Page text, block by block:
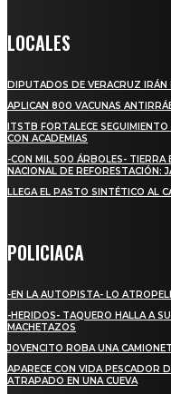
LOCALES
DIPUTADOS DE VERACRUZ IRÁN
APLICAN 800 VACUNAS
ITSTB FORTALECE
CON ACADEMIAS
-CON MIL 500 ÁRBOLES- TIERRA
NACIONAL DE REFORESTACIÓN:
LLEGA EL PASTO SINTÉTICO AL
POLICIACA
-EN LA AUTOPISTA- LO
-HERIDOS- TAQUERO HALLA A
MACHETAZOS
JOVENCITO ROBA UNA
APARECE CON VIDA PESCADOR
ATRAPADO EN UNA CUEVA